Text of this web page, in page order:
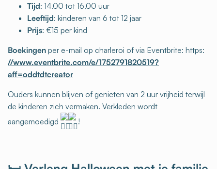
Tijd: 14.00 tot 16.00 uur
Leeftijd: kinderen van 6 tot 12 jaar
Prijs: €15 per kind
Boekingen per e-mail op charleroi of via Eventbrite: https:
//www.eventbrite.com/e/1752791820519?
aff=oddtdtcreator
Ouders kunnen blijven of genieten van 2 uur vrijheid terwijl
de kinderen zich vermaken. Verkleden wordt
aangemoedigd
!